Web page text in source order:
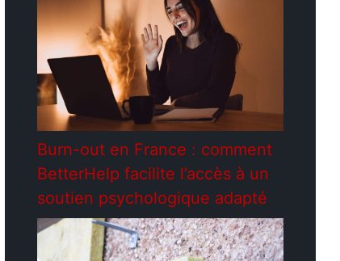
Burn-out en France : comment
BetterHelp facilite l’accès à un
soutien psychologique adapté